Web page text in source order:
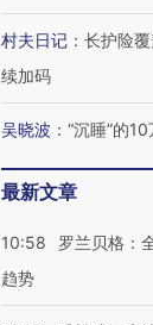
村夫日记 ： 长护险
续加码
吴晓波 ： “沉睡”的
最新文章
10:58
罗兰贝格：
趋势